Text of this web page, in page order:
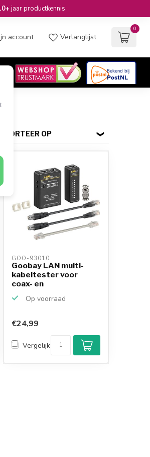
jaar productkennis
account Verlanglijst
0
SORTEER OP
GOO-93010
Goobay LAN multi-
kabeltester voor
coax- en
Op voorraad
€24,99
Vergelijk